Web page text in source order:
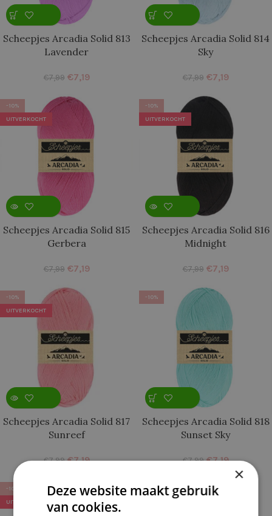
Scheepjes Arcadia Solid 813
Lavender
€7,99 €7,19
Scheepjes Arcadia Solid 814
Sky
€7,99 €7,19
-10%
UITVERKOCHT
Scheepjes Arcadia Solid 815
Gerbera
€7,99 €7,19
-10%
UITVERKOCHT
Scheepjes Arcadia Solid 816
Midnight
€7,99 €7,19
-10%
UITVERKOCHT
Scheepjes Arcadia Solid 817
Sunreef
€7,99 €7,19
-10%
Scheepjes Arcadia Solid 818
Sunset Sky
€7,99 €7,19
-10%
UITVERKOCHT
-10%
×
Deze website maakt gebruik
van cookies.